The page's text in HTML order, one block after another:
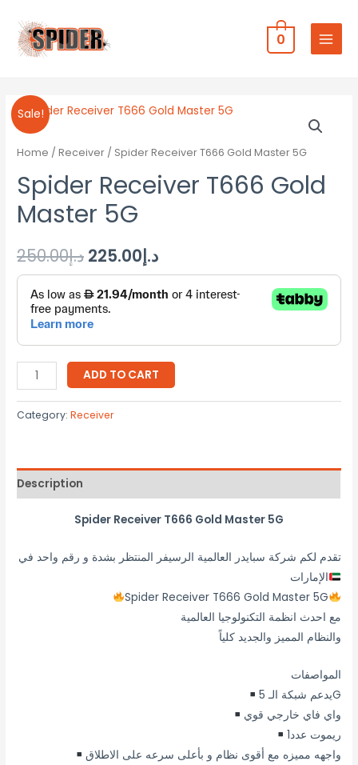
0
Sale!
Home /Receiver / Spider Receiver T666 Gold Master 5G
Spider Receiver T666 Gold
Master 5G
د.إ250.00 د.إ225.00
ADD TO CART
Category:Receiver
Description
Spider Receiver T666 Gold Master 5G
تقدم لكم شركة سبايدر العالمية الرسيفر المنتظر بشدة و رقم واحد في
الإمارات
Spider Receiver T666 Gold Master 5G
مع احدث انظمة التكنولوجيا العالمية
والنظام المميز والجديد كلياً
المواصفات
يدعم شبكة الـ 5G
واي فاي خارجي قوي
ريموت عدد1
واجهه مميزه مع أقوى نظام و بأعلى سرعه على الاطلاق